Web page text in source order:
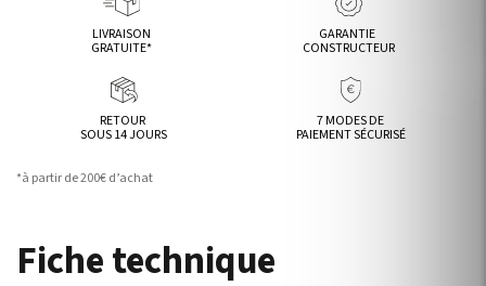
LIVRAISON
GRATUITE*
GARANTIE
CONSTRUCTEUR
RETOUR
SOUS 14 JOURS
7 MODES DE
PAIEMENT SÉCURISÉ
*à partir de 200€ d’achat
Fiche technique